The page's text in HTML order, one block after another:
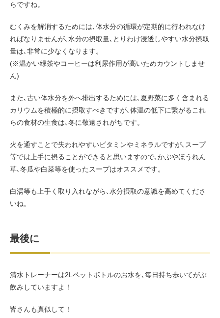
らですね。
むくみを解消するためには､体水分の循環が定期的に行われなけ
ればなりませんが､水分の摂取量､とりわけ浸透しやすい水分摂取
量は､非常に少なくなります。
(※温かい緑茶やコーヒーは利尿作用が高いためカウントしませ
ん)
また､古い体水分を外へ排出するためには､夏野菜に多く含まれる
カリウムを積極的に摂取すべきですが､体温の低下に繋がるこれ
らの食材の生食は､冬に敬遠されがちです。
火を通すことで失われやすいビタミンやミネラルですが､スープ
等では上手に摂ることができると思いますので､かぶやほうれん
草､冬瓜や白菜等を使ったスープはオススメです。
白湯等も上手く取り入れながら､水分摂取の意識を高めてくださ
いね。
最後に
清水トレーナーは2Lペットボトルのお水を､毎日持ち歩いてがぶ
飲みしていますよ！
皆さんも真似して！